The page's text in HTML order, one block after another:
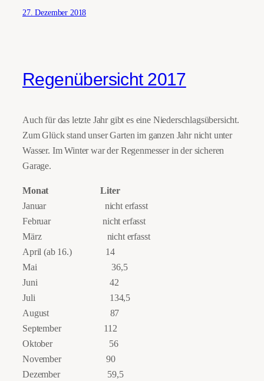
27. Dezember 2018
Regenübersicht 2017
Auch für das letzte Jahr gibt es eine Niederschlagsübersicht.
Zum Glück stand unser Garten im ganzen Jahr nicht unter
Wasser. Im Winter war der Regenmesser in der sicheren
Garage.
Monat Liter
Januar nicht erfasst
Februar nicht erfasst
März nicht erfasst
April (ab 16.) 14
Mai 36,5
Juni 42
Juli 134,5
August 87
September 112
Oktober 56
November 90
Dezember 59,5